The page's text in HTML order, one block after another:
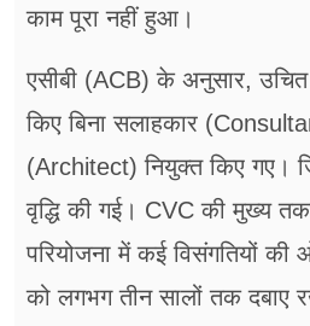
काम पूरा नहीं हुआ।
एसीबी (ACB) के अनुसार, उचित
किए बिना सलाहकार
(Architect) नियुक्त किए गए।
वृद्धि की गई। CVC की मुख्य
परियोजना में कई विसंगतियों की
को लगभग तीन सालों तक दबाए